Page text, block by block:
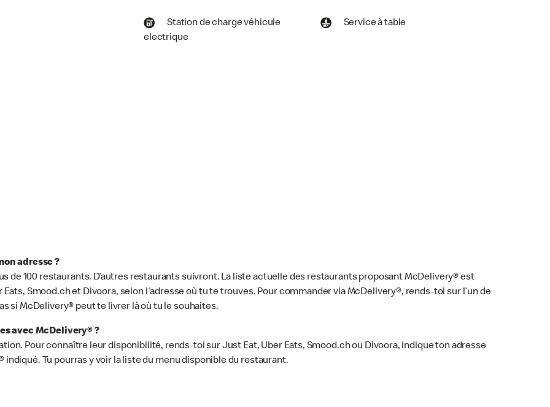
Station de charge véhicule
electrique
Service à table
adresse ?
de 100 restaurants. D’autres restaurants suivront. La liste actuelle des restaurants proposant McDelivery® est
Smood.ch et Divoora, selon l'adresse où tu te trouves. Pour commander via McDelivery®, rends-toi sur l’un de
si McDelivery® peut te livrer là où tu le souhaites.
avec McDelivery® ?
Pour connaître leur disponibilité, rends-toi sur Just Eat, Uber Eats, Smood.ch ou Divoora, indique ton adresse
Tu pourras y voir la liste du menu disponible du restaurant.